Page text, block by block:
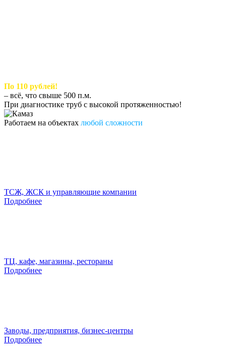
По 110 рублей!
– всё, что свыше 500 п.м.
При диагностике труб с высокой протяженностью!
Работаем на объектах любой сложности
ТСЖ, ЖСК и управляющие компании
Подробнее
ТЦ, кафе, магазины, рестораны
Подробнее
Заводы, предприятия, бизнес-центры
Подробнее